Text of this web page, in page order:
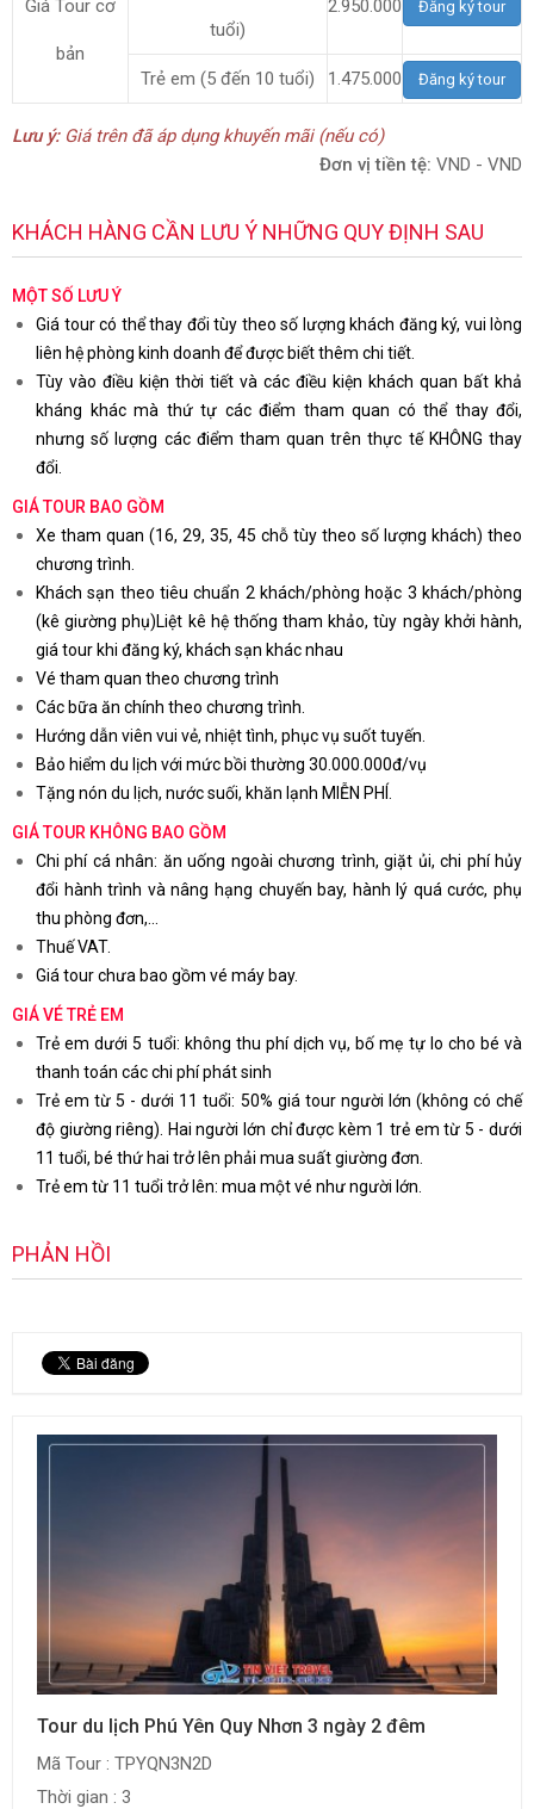
Giá Tour cơ
bản
tuổi)
2.950.000 Đăng ký tour
Trẻ em (5 đến 10 tuổi) 1.475.000 Đăng ký tour
Lưu ý:Giá trên đã áp dụng khuyến mãi (nếu có)
Đơn vị tiền tệ: VND - VND
KHÁCH HÀNG CẦN LƯU Ý NHỮNG QUY ĐỊNH SAU
MỘT SỐ LƯU Ý
Giá tour có thể thay đổi tùy theo số lượng khách đăng ký, vui lòng
liên hệ phòng kinh doanh để được biết thêm chi tiết.
Tùy vào điều kiện thời tiết và các điều kiện khách quan bất khả
kháng khác mà thứ tự các điểm tham quan có thể thay đổi,
nhưng số lượng các điểm tham quan trên thực tế KHÔNG thay
đổi.
GIÁ TOUR BAO GỒM
Xe tham quan (16, 29, 35, 45 chỗ tùy theo số lượng khách) theo
chương trình.
Khách sạn theo tiêu chuẩn 2 khách/phòng hoặc 3 khách/phòng
(kê giường phụ)Liệt kê hệ thống tham khảo, tùy ngày khởi hành,
giá tour khi đăng ký, khách sạn khác nhau
Vé tham quan theo chương trình
Các bữa ăn chính theo chương trình.
Hướng dẫn viên vui vẻ, nhiệt tình, phục vụ suốt tuyến.
Bảo hiểm du lịch với mức bồi thường 30.000.000đ/vụ
Tặng nón du lịch, nước suối, khăn lạnh MIỄN PHÍ.
GIÁ TOUR KHÔNG BAO GỒM
Chi phí cá nhân: ăn uống ngoài chương trình, giặt ủi, chi phí hủy
đổi hành trình và nâng hạng chuyến bay, hành lý quá cước, phụ
thu phòng đơn,...
Thuế VAT.
Giá tour chưa bao gồm vé máy bay.
GIÁ VÉ TRẺ EM
Trẻ em dưới 5 tuổi: không thu phí dịch vụ, bố mẹ tự lo cho bé và
thanh toán các chi phí phát sinh
Trẻ em từ 5 - dưới 11 tuổi: 50% giá tour người lớn (không có chế
độ giường riêng). Hai người lớn chỉ được kèm 1 trẻ em từ 5 - dưới
11 tuổi, bé thứ hai trở lên phải mua suất giường đơn.
Trẻ em từ 11 tuổi trở lên: mua một vé như người lớn.
PHẢN HỒI
Tour du lịch Phú Yên Quy Nhơn 3 ngày 2 đêm
Mã Tour : TPYQN3N2D
Thời gian : 3